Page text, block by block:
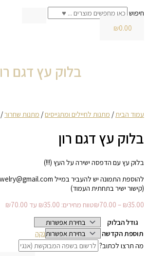
חיפוש
₪0.00
בלוק עץ דגם
עמוד הבית/ מתנות לחיילים ומתגייסים/ מתנות שחרור/
בלוק עץ דגם רון
בלוק עץ עם הדפסה ישירה על העץ (!!!)
(קישור ישיר בתחתית העמוד)
₪35.00
–
₪70.00
טווח מחירים: ⁦₪35.00⁩ עד ⁦₪70.00⁩
גודל הבלוק
תוספת הקדשה
נקה
מה תרצו לכתוב?